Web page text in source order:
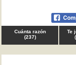
Cuánta razón
(237)
Te
(